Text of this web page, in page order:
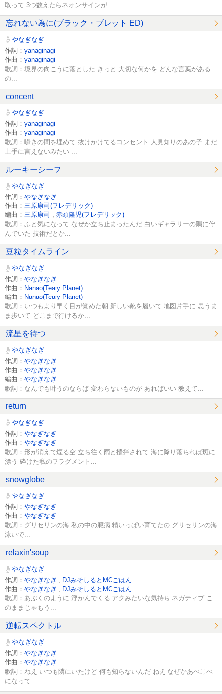
取って 3つ数えたらネオンサインが...
忘れない為に(ブラック・ブレット ED)
やなぎなぎ
作詞： yanaginagi
作曲： yanaginagi
歌詞：境界の向こうに落とした きっと 大切な何かを どんな言葉がある
の...
concent
やなぎなぎ
作詞： yanaginagi
作曲： yanaginagi
歌詞：囁きの間を埋めて 抜けかけてるコンセント 人見知りのあの子 まだ
上手に言えないみたい ...
ルーキーシーフ
やなぎなぎ
作詞： やなぎなぎ
作曲： 三原康司(フレデリック)
編曲： 三原康司 赤頭隆児(フレデリック)
歌詞：ふと気になって なぜか立ち止まったんだ 白いギャラリーの隅に佇
んでいた 技術だとか...
豆粒タイムライン
やなぎなぎ
作詞： やなぎなぎ
作曲： Nanao(Teary Planet)
編曲： Nanao(Teary Planet)
歌詞：いつもより早く目が覚めた朝 新しい靴を履いて 地図片手に 思うま
ま歩いて どこまで行けるか...
流星を待つ
やなぎなぎ
作詞： やなぎなぎ
作曲： やなぎなぎ
編曲： やなぎなぎ
歌詞：なんでも叶うのならば 変わらないものが あればいい 教えて...
return
やなぎなぎ
作詞： やなぎなぎ
作曲： やなぎなぎ
歌詞：形が消えて煙る空 立ち往く雨と攪拌されて 海に降り落ちれば斑に
漂う 砕けた私のフラグメント...
snowglobe
やなぎなぎ
作詞： やなぎなぎ
作曲： やなぎなぎ
歌詞：グリセリンの海 私の中の臆病 精いっぱい育てたの グリセリンの海
泳いで...
relaxin'soup
やなぎなぎ
作詞： やなぎなぎ
DJみそしるとMCごはん
作曲： やなぎなぎ DJみそしるとMCごはん
歌詞：あぶくのように 浮かんでくる アクみたいな気持ち ネガティブ こ
のままじゃもう...
逆転スペクトル
やなぎなぎ
作詞： やなぎなぎ
作曲： やなぎなぎ
歌詞：ねえ いつも隣にいたけど 何も知らないんだ ねえ なぜかあべこべ
になって...